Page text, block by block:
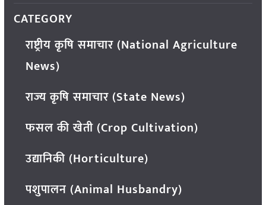
CATEGORY
राष्ट्रीय कृषि समाचार (National Agriculture
News)
राज्य कृषि समाचार (State News)
फसल की खेती (Crop Cultivation)
उद्यानिकी (Horticulture)
पशुपालन (Animal Husbandry)